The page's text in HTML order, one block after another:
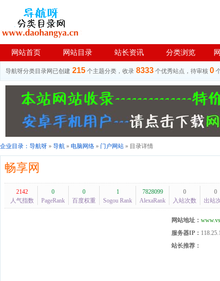
网站首页 网站目录 站长资讯 分类浏览
导航呀分类目录网已创建 215 个主题分类，收录 8333 个优秀站点，待审核 0
企业目录： 导航呀 » 导航 » 电脑网络 » 门户网站 » 目录详情
畅享网
2142
人气指数
0
PageRank
0
百度权重
1
Sogou Rank
7828099
AlexaRank
0
入站次数
0
出站
网站地址：
服务器IP：
站长推荐：